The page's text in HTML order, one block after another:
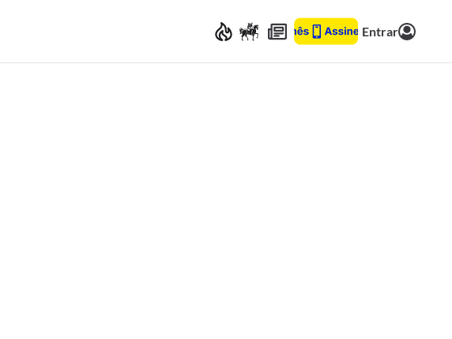
Entrar